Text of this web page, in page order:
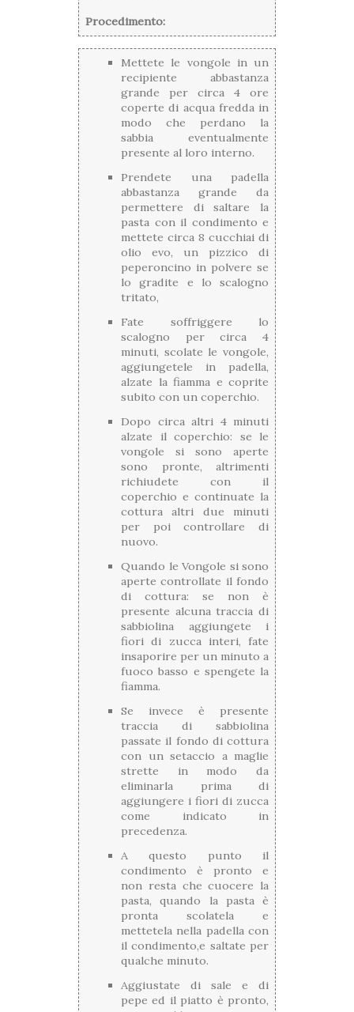
Procedimento:
Mettete le vongole in un
recipiente abbastanza
grande per circa 4 ore
coperte di acqua fredda in
modo che perdano la
sabbia eventualmente
presente al loro interno.
Prendete una padella
abbastanza grande da
permettere di saltare la
pasta con il condimento e
mettete circa 8 cucchiai di
olio evo, un pizzico di
peperoncino in polvere se
lo gradite e lo scalogno
tritato,
Fate soffriggere lo
scalogno per circa 4
minuti, scolate le vongole,
aggiungetele in padella,
alzate la fiamma e coprite
subito con un coperchio.
Dopo circa altri 4 minuti
alzate il coperchio: se le
vongole si sono aperte
sono pronte, altrimenti
richiudete con il
coperchio e continuate la
cottura altri due minuti
per poi controllare di
nuovo.
Quando le Vongole si sono
aperte controllate il fondo
di cottura: se non è
presente alcuna traccia di
sabbiolina aggiungete i
fiori di zucca interi, fate
insaporire per un minuto a
fuoco basso e spengete la
fiamma.
Se invece è presente
traccia di sabbiolina
passate il fondo di cottura
con un setaccio a maglie
strette in modo da
eliminarla prima di
aggiungere i fiori di zucca
come indicato in
precedenza.
A questo punto il
condimento è pronto e
non resta che cuocere la
pasta, quando la pasta è
pronta scolatela e
mettetela nella padella con
il condimento,e saltate per
qualche minuto.
Aggiustate di sale e di
pepe ed il piatto è pronto,